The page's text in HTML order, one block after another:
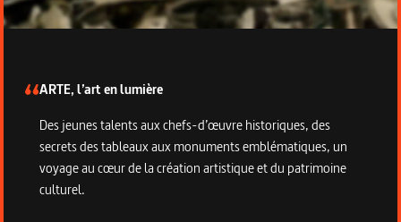
Description de la collection
ARTE, l’art en lumière
Des jeunes talents aux chefs-d’œuvre historiques, des
secrets des tableaux aux monuments emblématiques, un
voyage au cœur de la création artistique et du patrimoine
culturel.